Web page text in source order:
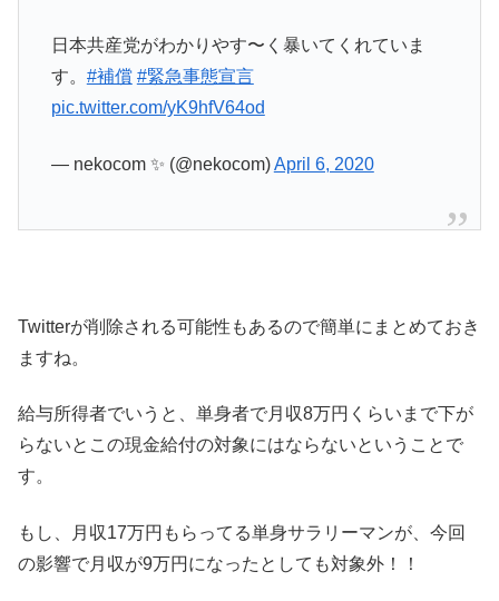
日本共産党がわかりやす〜く暴いてくれていま
す。 #補償 #緊急事態宣言
pic.twitter.com/yK9hfV64od
— nekocom ✨ (@nekocom)April 6, 2020
Twitterが削除される可能性もあるので簡単にまとめておき
ますね。
給与所得者でいうと、単身者で月収8万円くらいまで下が
らないとこの現金給付の対象にはならないということで
す。
もし、月収17万円もらってる単身サラリーマンが、今回
の影響で月収が9万円になったとしても対象外！！